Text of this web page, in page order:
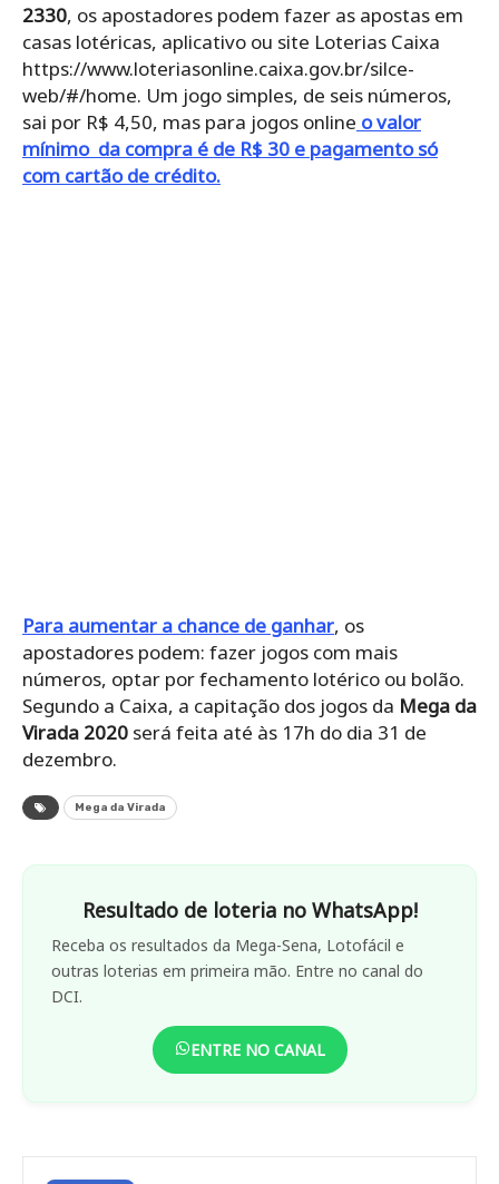
2330, os apostadores podem fazer as apostas em
casas lotéricas, aplicativo ou site Loterias Caixa
https://www.loteriasonline.caixa.gov.br/silce-
web/#/home. Um jogo simples, de seis números,
sai por R$ 4,50, mas para jogos online o valor
mínimo da compra é de R$ 30 e pagamento só
com cartão de crédito.
Para aumentar a chance de ganhar, os
apostadores podem: fazer jogos com mais
números, optar por fechamento lotérico ou bolão.
Segundo a Caixa, a capitação dos jogos da Mega da
Virada 2020 será feita até às 17h do dia 31 de
dezembro.
Mega da Virada
Resultado de loteria no WhatsApp!
Receba os resultados da Mega-Sena, Lotofácil e
outras loterias em primeira mão. Entre no canal do
DCI.
ENTRE NO CANAL